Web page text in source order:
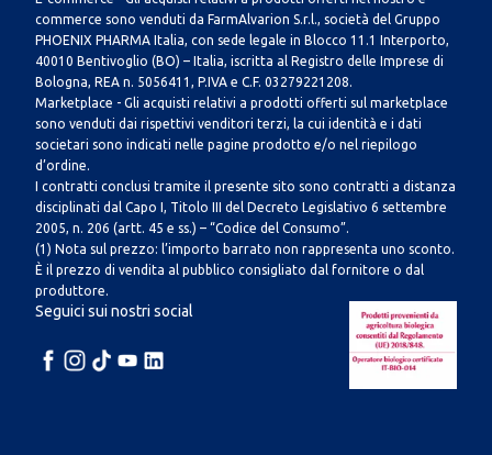
commerce sono venduti da FarmAlvarion S.r.l., società del Gruppo
PHOENIX PHARMA Italia, con sede legale in Blocco 11.1 Interporto,
40010 Bentivoglio (BO) – Italia, iscritta al Registro delle Imprese di
Bologna, REA n. 5056411, P.IVA e C.F. 03279221208.
Marketplace - Gli acquisti relativi a prodotti offerti sul marketplace
sono venduti dai rispettivi venditori terzi, la cui identità e i dati
societari sono indicati nelle pagine prodotto e/o nel riepilogo
d’ordine.
I contratti conclusi tramite il presente sito sono contratti a distanza
disciplinati dal Capo I, Titolo III del Decreto Legislativo 6 settembre
2005, n. 206 (artt. 45 e ss.) – “Codice del Consumo”.
(1) Nota sul prezzo: l’importo barrato non rappresenta uno sconto.
È il prezzo di vendita al pubblico consigliato dal fornitore o dal
produttore.
Seguici sui nostri social